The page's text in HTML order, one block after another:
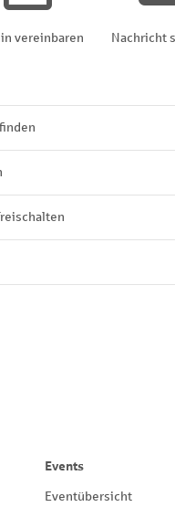
vereinbaren Nachricht
Events
Eventübersicht